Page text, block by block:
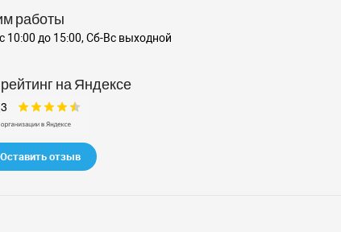
работы
10:00 до 15:00, Сб-Вс выходной
на Яндексе
отзыв